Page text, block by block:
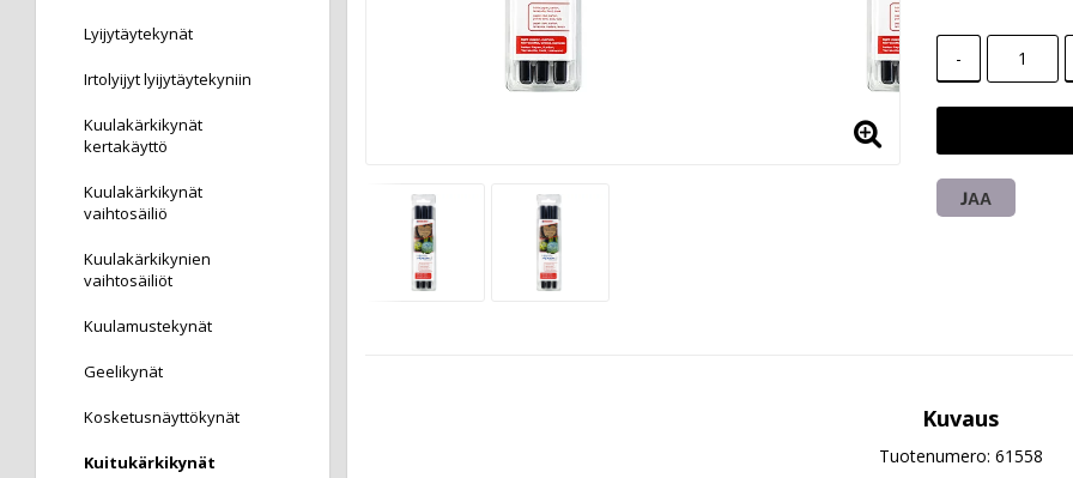
Lyijytäytekynät
Irtolyijyt lyijytäytekyniin
Kuulakärkikynät
kertakäyttö
Kuulakärkikynät
vaihtosäiliö
Kuulakärkikynien
vaihtosäiliöt
Kuulamustekynät
Geelikynät
Kosketusnäyttökynät
Kuitukärkikynät
-
JAA
Kuvaus
Tuotenumero: 61558